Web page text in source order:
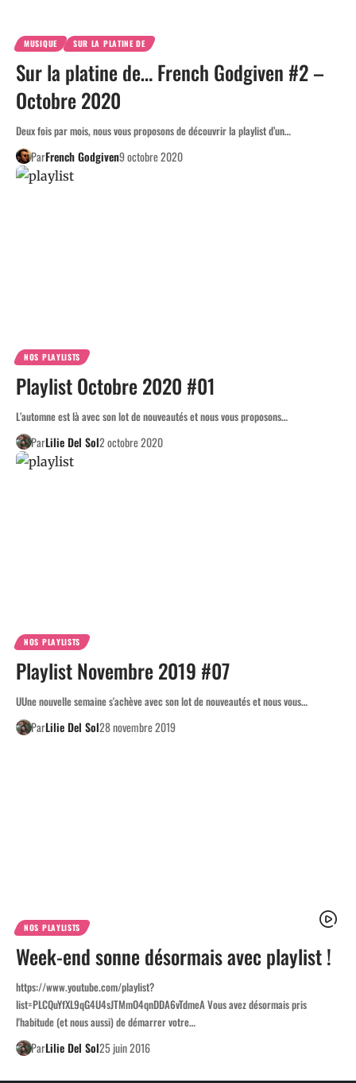
MUSIQUE SUR LA PLATINE DE
Sur la platine de… French Godgiven #2 –
Octobre 2020
Deux fois par mois, nous vous proposons de découvrir la playlist d’un…
ParFrench Godgiven9 octobre 2020
NOS PLAYLISTS
Playlist Octobre 2020 #01
L’automne est là avec son lot de nouveautés et nous vous proposons…
ParLilie Del Sol2 octobre 2020
NOS PLAYLISTS
Playlist Novembre 2019 #07
UUne nouvelle semaine s'achève avec son lot de nouveautés et nous vous…
ParLilie Del Sol28 novembre 2019
NOS PLAYLISTS
Week-end sonne désormais avec playlist !
https://www.youtube.com/playlist?
list=PLCQuYfXL9qG4U4sJTMmO4qnDDA6vTdmeA Vous avez désormais pris
l'habitude (et nous aussi) de démarrer votre…
ParLilie Del Sol25 juin 2016